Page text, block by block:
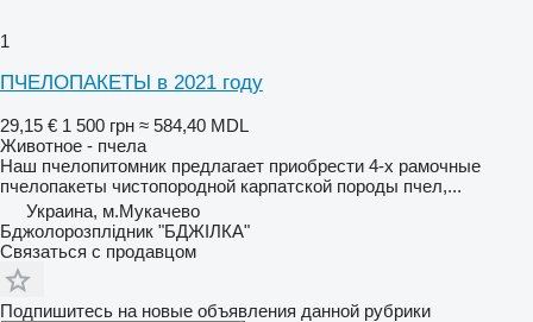
1
ПЧЕЛОПАКЕТЫ в 2021 году
29,15 € 1 500 грн ≈ 584,40 MDL
Животное - пчела
Наш пчелопитомник предлагает приобрести 4-х рамочные
пчелопакеты чистопородной карпатской породы пчел,...
Украина, м.Мукачево
Бджолорозплідник "БДЖІЛКА"
Связаться с продавцом
Подпишитесь на новые объявления данной рубрики